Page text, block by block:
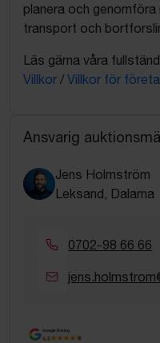
planera och genomföra
transport och
Läs gärna våra
Villkor / Villkor för
Ansvarig
Jens Holmström
Leksand, Dalarna
0702-98 66 66
Google Rating
4.5